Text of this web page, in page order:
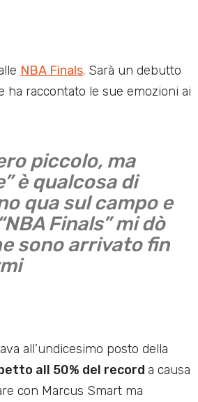
NBA Finals. Sarà un debutto
ha raccontato le sue emozioni ai
piccolo, ma
è qualcosa di
qua sul campo e
Finals” mi dò
sono arrivato fin
all’undicesimo posto della
all 50% del record a causa
con Marcus Smart ma